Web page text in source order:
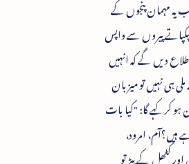
یہ مہمان پنجوں کے
پیروں سے واپس
دیں گے کہ انہیں
ملی ہی نہیں تو میزبان
ہو کر کہے گا: "کیا بات
ہیں؟آم، امرود،
کٹھل کے پیڑ تو